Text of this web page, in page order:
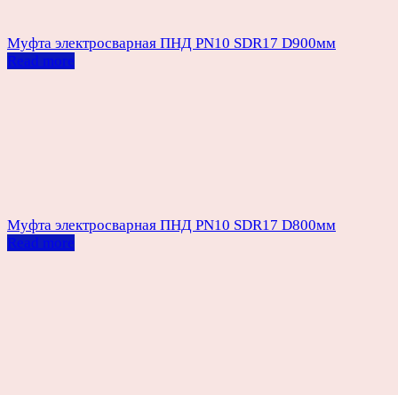
Муфта электросварная ПНД PN10 SDR17 D900мм
Read more
Муфта электросварная ПНД PN10 SDR17 D800мм
Read more